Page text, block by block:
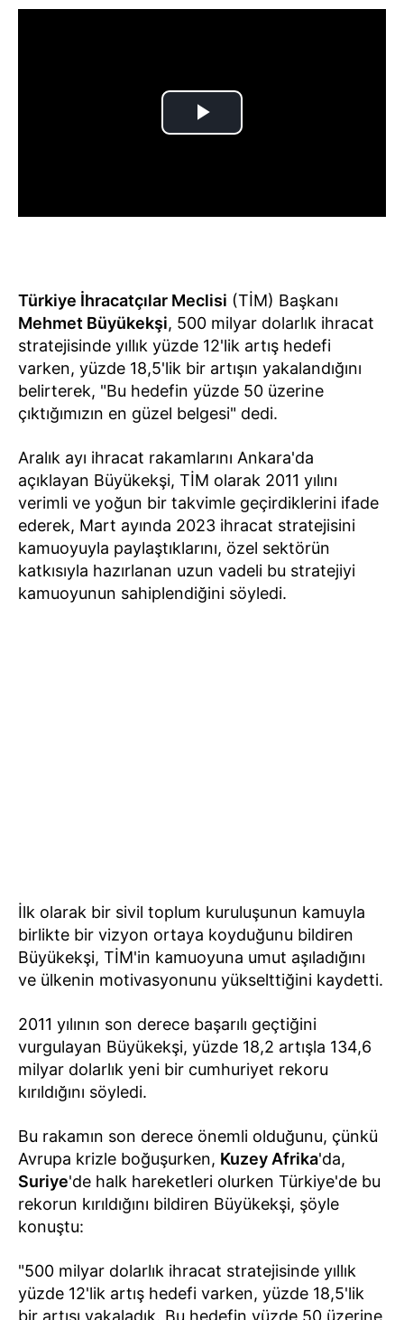
Türkiye İhracatçılar Meclisi (TİM) Başkanı
Mehmet Büyükekşi, 500 milyar dolarlık ihracat
stratejisinde yıllık yüzde 12'lik artış hedefi
varken, yüzde 18,5'lik bir artışın yakalandığını
belirterek, "Bu hedefin yüzde 50 üzerine
çıktığımızın en güzel belgesi" dedi.
Aralık ayı ihracat rakamlarını Ankara'da
açıklayan Büyükekşi, TİM olarak 2011 yılını
verimli ve yoğun bir takvimle geçirdiklerini ifade
ederek, Mart ayında 2023 ihracat stratejisini
kamuoyuyla paylaştıklarını, özel sektörün
katkısıyla hazırlanan uzun vadeli bu stratejiyi
kamuoyunun sahiplendiğini söyledi.
İlk olarak bir sivil toplum kuruluşunun kamuyla
birlikte bir vizyon ortaya koyduğunu bildiren
Büyükekşi, TİM'in kamuoyuna umut aşıladığını
ve ülkenin motivasyonunu yükselttiğini kaydetti.
2011 yılının son derece başarılı geçtiğini
vurgulayan Büyükekşi, yüzde 18,2 artışla 134,6
milyar dolarlık yeni bir cumhuriyet rekoru
kırıldığını söyledi.
Bu rakamın son derece önemli olduğunu, çünkü
Avrupa krizle boğuşurken, Kuzey Afrika'da,
Suriye'de halk hareketleri olurken Türkiye'de bu
rekorun kırıldığını bildiren Büyükekşi, şöyle
konuştu:
"500 milyar dolarlık ihracat stratejisinde yıllık
yüzde 12'lik artış hedefi varken, yüzde 18,5'lik
bir artışı yakaladık. Bu hedefin yüzde 50 üzerine